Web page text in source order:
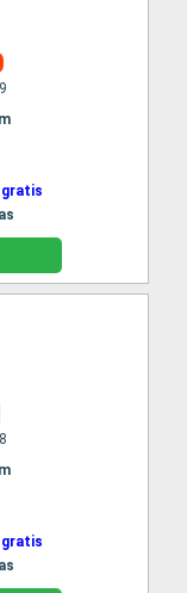
gratis
gratis